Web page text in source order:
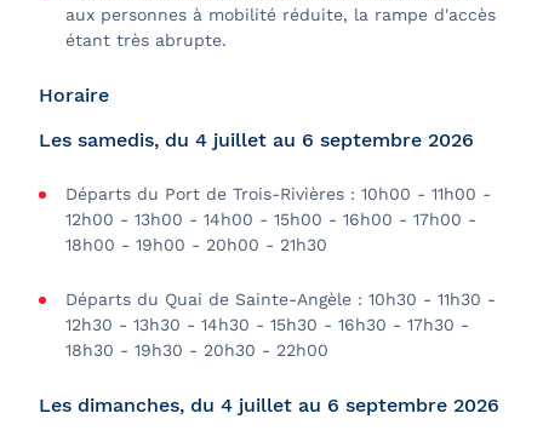
aux personnes à mobilité réduite, la rampe d'accès
étant très abrupte.
Horaire
Les samedis, du 4 juillet au 6 septembre 2026
Départs du Port de Trois-Rivières : 10h00 - 11h00 -
12h00 - 13h00 - 14h00 - 15h00 - 16h00 - 17h00 -
18h00 - 19h00 - 20h00 - 21h30
Départs du Quai de Sainte-Angèle : 10h30 - 11h30 -
12h30 - 13h30 - 14h30 - 15h30 - 16h30 - 17h30 -
18h30 - 19h30 - 20h30 - 22h00
Les dimanches, du 4 juillet au 6 septembre 2026